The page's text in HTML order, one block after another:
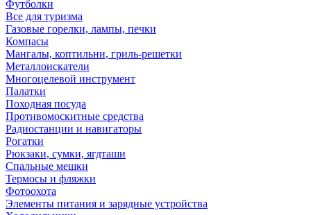
Футболки
Все для туризма
Газовые горелки, лампы, печки
Компасы
Мангалы, коптильни, гриль-решетки
Металлоискатели
Многоцелевой инструмент
Палатки
Походная посуда
Противомоскитные средства
Радиостанции и навигаторы
Рогатки
Рюкзаки, сумки, ягдташи
Спальные мешки
Термосы и фляжки
Фотоохота
Элементы питания и зарядные устройства